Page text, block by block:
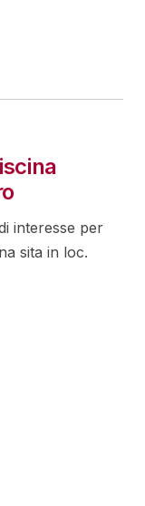
interesse per
sita in loc.